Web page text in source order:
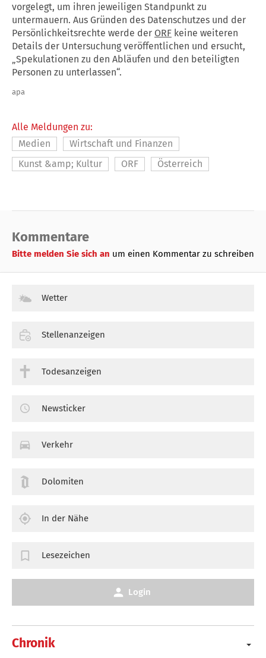
vorgelegt, um ihren jeweiligen Standpunkt zu
untermauern. Aus Gründen des Datenschutzes und der
Persönlichkeitsrechte werde der ORF keine weiteren
Details der Untersuchung veröffentlichen und ersucht,
„Spekulationen zu den Abläufen und den beteiligten
Personen zu unterlassen“.
apa
Alle Meldungen zu:
Medien
Wirtschaft und Finanzen
Kunst &amp; Kultur
ORF Österreich
Kommentare
Bitte melden Sie sich an um einen Kommentar zu schreiben
Chronik
Wetter
Stellenanzeigen
Todesanzeigen
Newsticker
Verkehr
Dolomiten
In der Nähe
Lesezeichen
Login